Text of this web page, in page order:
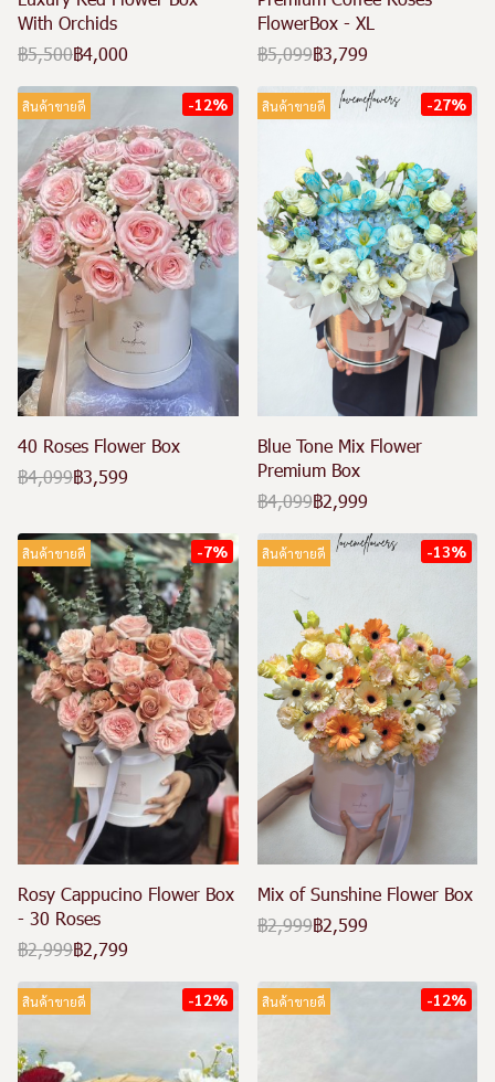
With Orchids
฿5,500฿4,000
FlowerBox - XL
฿5,099฿3,799
สินค้าขายดี -12%
40 Roses Flower Box
฿4,099฿3,599
สินค้าขายดี -27%
Blue Tone Mix Flower
Premium Box
฿4,099฿2,999
สินค้าขายดี -7%
Rosy Cappucino Flower Box
- 30 Roses
฿2,999฿2,799
สินค้าขายดี -13%
Mix of Sunshine Flower Box
฿2,999฿2,599
สินค้าขายดี -12% สินค้าขายดี -12%